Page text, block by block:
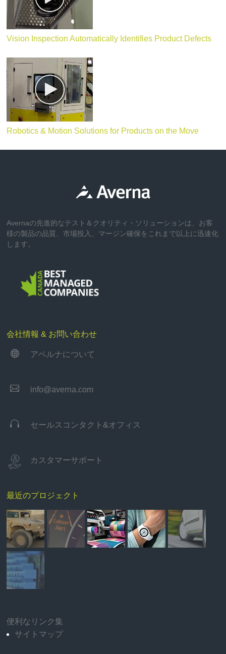
Vision Inspection Automatically Identifies Product Defects
Robotics & Motion Solutions for Products on the Move
Avernaの先進的なテスト＆クオリティ・ソリューションは、お客
様の製品の品質、市場投入、マージン確保をこれまで以上に迅速化
します。
会社情報 & お問い合わせ
 アベルナについて
 info@averna.com
 セールスコンタクト&オフィス
カスタマーサポート
最近のプロジェクト
便利なリンク集
サイトマップ